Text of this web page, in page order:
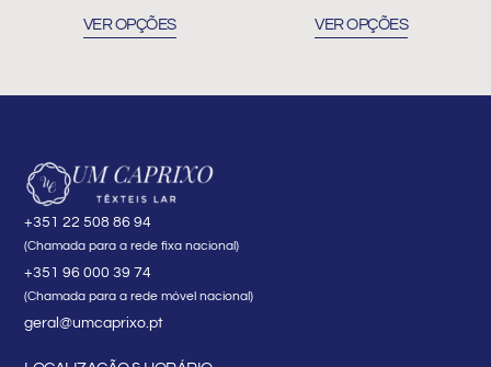
VER OPÇÕESproduct
VER OPÇÕESproduct
+351 22 508 86 94
(Chamada para a rede fixa nacional)
+351 96 000 39 74
(Chamada para a rede móvel nacional)
geral@umcaprixo.pt